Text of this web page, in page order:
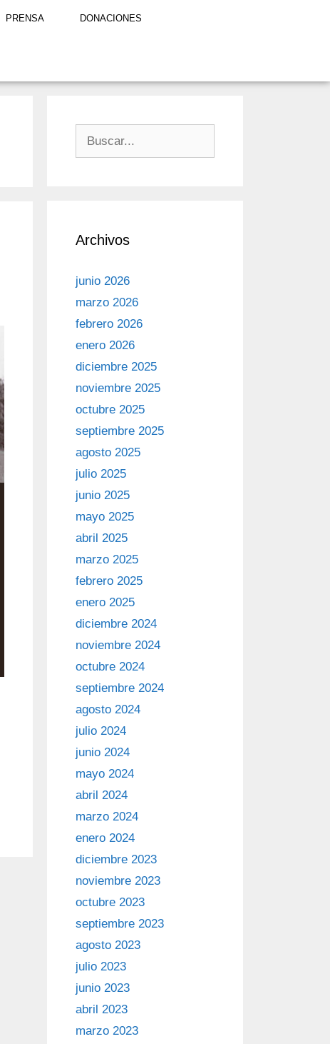
PRENSA DONACIONES
Archivos
junio 2026
marzo 2026
febrero 2026
enero 2026
diciembre 2025
noviembre 2025
octubre 2025
septiembre 2025
agosto 2025
julio 2025
junio 2025
mayo 2025
abril 2025
marzo 2025
febrero 2025
enero 2025
diciembre 2024
noviembre 2024
octubre 2024
septiembre 2024
agosto 2024
julio 2024
junio 2024
mayo 2024
abril 2024
marzo 2024
enero 2024
diciembre 2023
noviembre 2023
octubre 2023
septiembre 2023
agosto 2023
julio 2023
junio 2023
abril 2023
marzo 2023